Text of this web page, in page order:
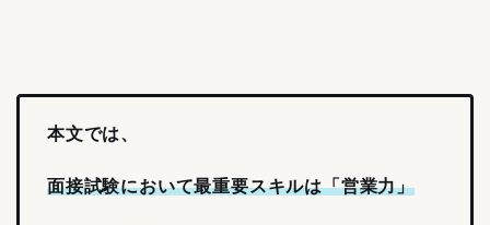
本文では、
面接試験において最重要スキルは「営業力」